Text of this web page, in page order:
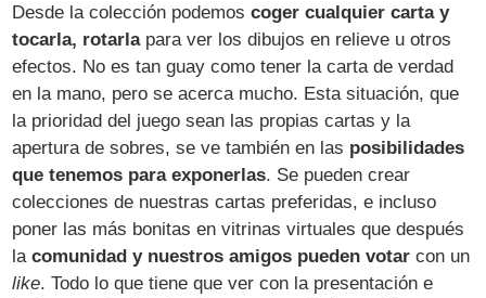
Desde la colección podemoscoger cualquier carta y
tocarla, rotarlapara ver los dibujos en relieve u otros
efectos. No es tan guay como tener la carta de verdad
en la mano, pero se acerca mucho. Esta situación, que
la prioridad del juego sean las propias cartas y la
apertura de sobres, se ve también en las posibilidades
que tenemos para exponerlas. Se pueden crear
colecciones de nuestras cartas preferidas, e incluso
poner las más bonitas en vitrinas virtuales que después
lacomunidad y nuestros amigos pueden votar con un
like. Todo lo que tiene que ver con la presentación e